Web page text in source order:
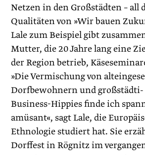
Netzen in den Großstädten – all
Qualitäten von »Wir bauen
Lale zum Beispiel gibt
Mutter, die 20 Jahre lang eine
der Region betrieb,
»Die Vermischung von
Dorfbewohnern und großstädti-
Business-Hippies finde ich
amüsant«, sagt Lale, die
Ethnologie studiert hat. Sie
Dorffest in Rögnitz im